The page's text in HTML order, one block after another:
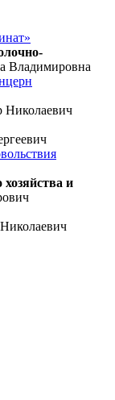
Владимировна
Николаевич
и